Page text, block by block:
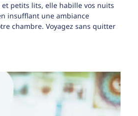
petits lits, elle habille vos nuits
insufflant une ambiance
chambre. Voyagez sans quitter